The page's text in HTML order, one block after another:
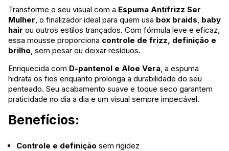
Transforme o seu visual com a Espuma Antifrizz Ser
Mulher , o finalizador ideal para quem usa box braids baby
hair ou outros estilos trançados. Com fórmula leve e eficaz,
essa mousse proporciona controle de frizz, definição e
brilho , sem pesar ou deixar resíduos.
Enriquecida com D-pantenol e Aloe Vera , a espuma
hidrata os fios enquanto prolonga a durabilidade do seu
penteado. Seu acabamento suave e toque seco garantem
praticidade no dia a dia e um visual sempre impecável.
Benefícios:
Controle e definição sem rigidez